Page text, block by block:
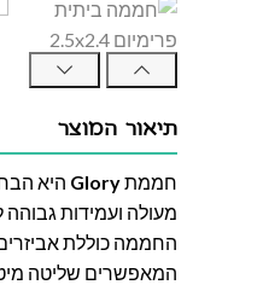
תיאור המוצר
חממתGlory היא
מעולה ועמידות גבוהה
החממה כוללת
המאפשרים שליטה